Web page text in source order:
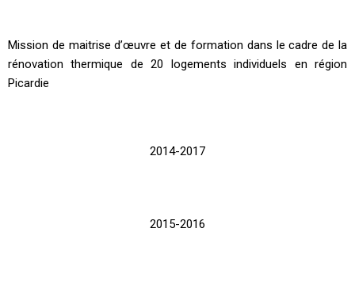
Mission de maitrise d’œuvre et de formation dans le cadre de la
rénovation thermique de 20 logements individuels en région
Picardie
2014-2017
2015-2016